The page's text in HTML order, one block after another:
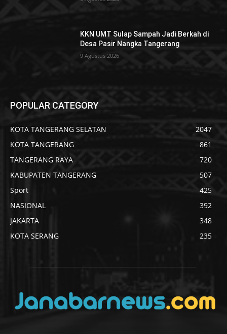
KKN UMT Sulap Sampah Jadi Berkah di
Desa Pasir Nangka Tangerang
9 Agustus 2026
POPULAR CATEGORY
KOTA TANGERANG SELATAN
2047
KOTA TANGERANG
861
TANGERANG RAYA
720
KABUPATEN TANGERANG
507
Sport
425
NASIONAL
392
JAKARTA
348
KOTA SERANG
235